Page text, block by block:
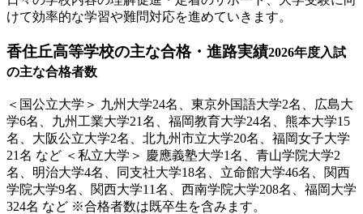
けて効率的な学習や難問対応を進めていきます。
香住丘高等学校の主な合格・進路実績2026年度入試
の主な合格者数
＜国公立大学＞ 九州大学24名、東京外国語大学2名、広島大
学6名、九州工業大学21名、福岡教育大学24名、熊本大学15
名、大阪公立大学2名、北九州市立大学20名、福岡女子大学
21名 など ＜私立大学＞ 慶應義塾大学1名、青山学院大学2
名、明治大学4名、同支社大学18名、立命館大学46名、関西
学院大学9名、関西大学11名、西南学院大学208名、福岡大学
324名 など ※合格者数は既卒生を含みます。